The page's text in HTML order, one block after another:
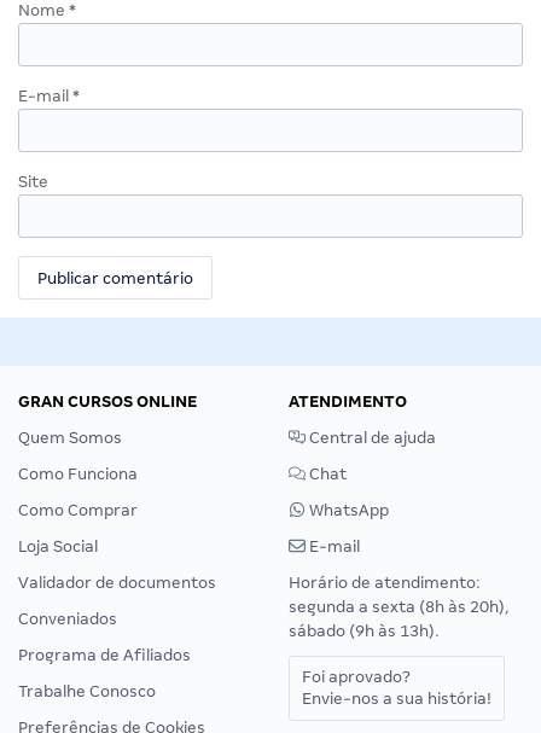
Nome *
E-mail *
Site
GRAN CURSOS ONLINE
Quem Somos
Como Funciona
Como Comprar
Loja Social
Validador de documentos
Conveniados
Programa de Afiliados
Trabalhe Conosco
Preferências de Cookies
ATENDIMENTO
Central de ajuda
Chat
WhatsApp
E-mail
Horário de atendimento:
segunda a sexta (8h às 20h),
sábado (9h às 13h).
Foi aprovado?
Envie-nos a sua história!